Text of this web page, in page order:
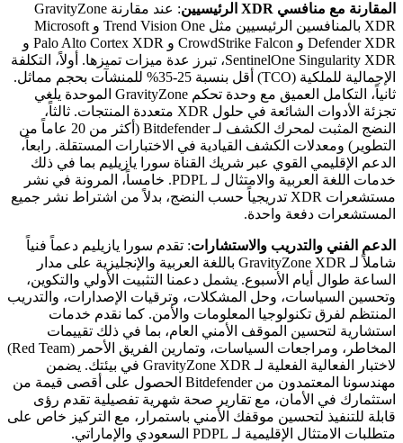
المقارنة مع منافسي XDR الرئيسيين
: عند مقارنة GravityZone
XDR بالمنافسين الرئيسيين مثل Trend Vision One و Microsoft
Defender XDR و CrowdStrike Falcon و Palo Alto Cortex XDR و
SentinelOne Singularity XDR، تبرز عدة ميزات تميزها. أولاً، التكلفة
الإجمالية للملكية (TCO) أقل بنسبة 25-35% للمنشآت بحجم مماثل.
ثانياً، التكامل العميق مع وحدة تحكم GravityZone الموحدة يلغي
تجزئة الأدوات الشائعة في حلول XDR متعددة المنتجات. ثالثاً،
النضج المثبت لمحرك الكشف لـ Bitdefender (أكثر من 20 عاماً من
التطوير) ومعدلات الكشف القيادية في الاختبارات المستقلة. رابعاً،
الدعم الإقليمي القوي عبر شريك القناة سورا يازيليم بما في ذلك
خدمات اللغة العربية والامتثال لـ PDPL. خامساً، المرونة في نشر
مستشعرات XDR تدريجياً حسب النضج، بدلاً من اشتراط نشر جميع
المستشعرات دفعة واحدة.
الدعم الفني والتدريب والاستشارات: تقدم سورا يازيليم دعماً فنياً
شاملاً لـ GravityZone XDR باللغة العربية والإنجليزية على مدار
الساعة طوال أيام الأسبوع. يشمل دعمنا التثبيت الأولي والتكوين،
وتحسين السياسات، وحل المشكلات، وترقيات الإصدارات، والتدريب
المنتظم لفرق تكنولوجيا المعلومات والأمن. كما نقدم خدمات
استشارية لتحسين الموقف الأمني العام، بما في ذلك تقييمات
المخاطر، ومراجعات السياسات، وتمارين الفريق الأحمر (Red Team)
لاختبار الفعالية الفعلية لـ GravityZone XDR في بيئتك. يضمن
مهندسونا المعتمدون من Bitdefender الحصول على أقصى قيمة من
استثمارك في الأمان، مع تقارير صحة شهرية تفصيلية تقدم رؤى
قابلة للتنفيذ لتحسين موقفك الأمني باستمرار، مع التركيز خاص على
متطلبات الامتثال الإقليمية لـ PDPL السعودي والإماراتي.